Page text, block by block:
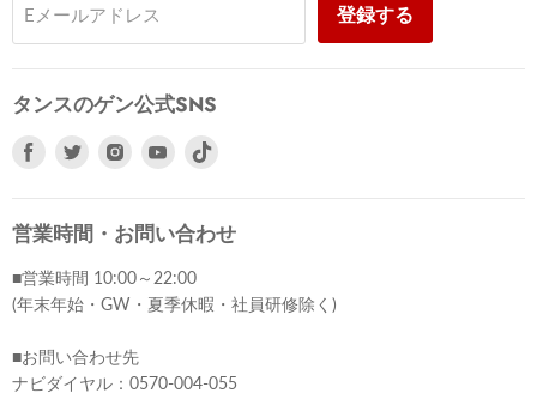
Eメールアドレス 登録する
タンスのゲン公式SNS
Facebook
つ
て
く
さ
い
Twitter
つ
て
く
さ
い
Instagram
つ
て
く
さ
い
Youtube
つ
て
く
い
営業時間・お問い合わせ
■営業時間 10:00～22:00
(年末年始・GW・夏季休暇・社員研修除く)
■お問い合わせ先
ナビダイヤル：0570-004-055